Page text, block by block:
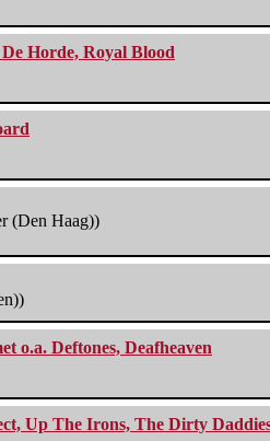
Horde, Royal Blood
(Den Haag))
o.a. Deftones, Deafheaven
Up The Irons, The Dirty